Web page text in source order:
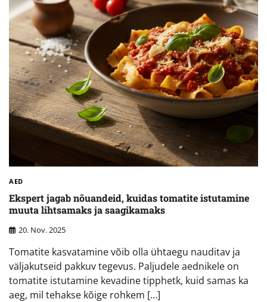
AED
Ekspert jagab nõuandeid, kuidas tomatite istutamine
muuta lihtsamaks ja saagikamaks
20. Nov. 2025
Tomatite kasvatamine võib olla ühtaegu nauditav ja
väljakutseid pakkuv tegevus. Paljudele aednikele on
tomatite istutamine kevadine tipphetk, kuid samas ka
aeg, mil tehakse kõige rohkem […]